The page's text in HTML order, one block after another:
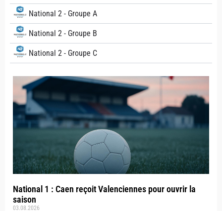
National 2 - Groupe A
National 2 - Groupe B
National 2 - Groupe C
National 1 : Caen reçoit Valenciennes pour ouvrir la
saison
03.08.2026